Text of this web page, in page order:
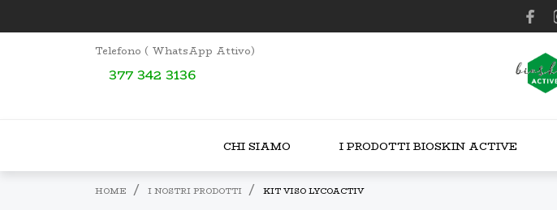
Telefono ( WhatsApp Attivo)
377 342 3136
CHI SIAMO I PRODOTTI BIOSKIN ACTIVE
HOME I NOSTRI PRODOTTI KIT VISO LYCOACTIV